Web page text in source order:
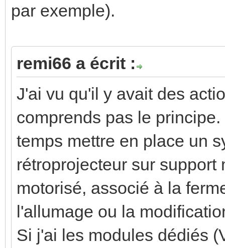
par exemple).
remi66 a écrit :
J'ai vu qu'il y avait des
comprends pas le
temps mettre en place un
rétroprojecteur sur
motorisé, associé à la
l'allumage ou la
Si j'ai les modules dédiés